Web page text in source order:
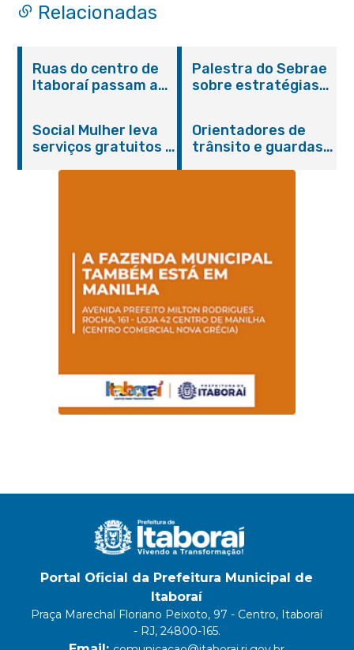
Relacionadas
Ruas do centro de
Itaboraí passam a
Palestra do Sebrae
sobre estratégias
Centro de Itaboraí
Social Mulher leva
serviços gratuitos à
Orientadores de
trânsito e guardas
Portal Oficial da Prefeitura Municipal de
Itaboraí
Praça Marechal Floriano Peixoto, 97 - Centro, Itaboraí
- RJ, 24800-165.